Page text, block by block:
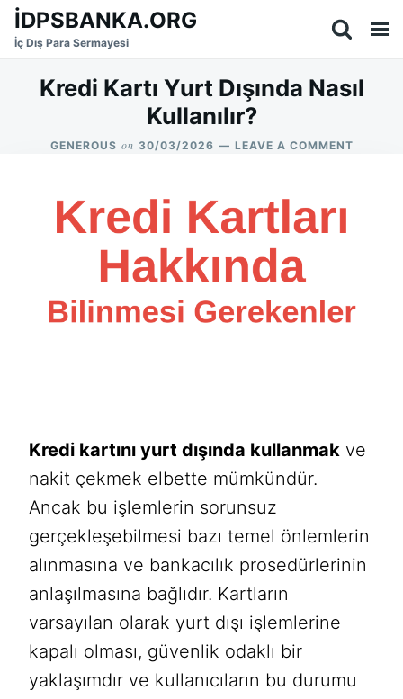
SkipSearch
for:
İDPSBANKA.ORG
İç Dış Para Sermayesi
Kredi Kartı Yurt Dışında Nasıl
Kullanılır?
GENEROUS on 30/03/2026 LEAVE A COMMENTON
Kredi kartını yurt dışında kullanmak ve
nakit çekmek elbette mümkündür.
Ancak bu işlemlerin sorunsuz
gerçekleşebilmesi bazı temel önlemlerin
alınmasına ve bankacılık prosedürlerinin
anlaşılmasına bağlıdır. Kartların
varsayılan olarak yurt dışı işlemlerine
kapalı olması, güvenlik odaklı bir
yaklaşımdır ve kullanıcıların bu durumu